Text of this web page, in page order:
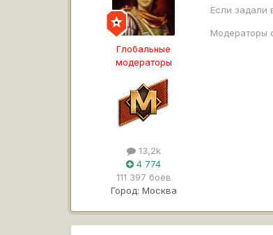
Глобальные
модераторы
13,2k
4 774
111 397 боёв
Город: Москва
Если задали
Модераторы